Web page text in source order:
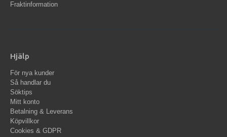
Fraktinformation
Hjälp
För nya kunder
Så handlar du
Söktips
Mitt konto
Betalning & Leverans
Köpvillkor
Cookies & GDPR